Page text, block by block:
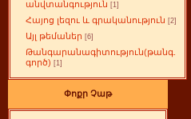
անվտանգություն [1]
Հայոց լեզու և գրականություն [2]
Այլ թեմաներ [6]
Թանգարանագիտություն(թանգ.
գործ) [1]
Փոքր Չաթ